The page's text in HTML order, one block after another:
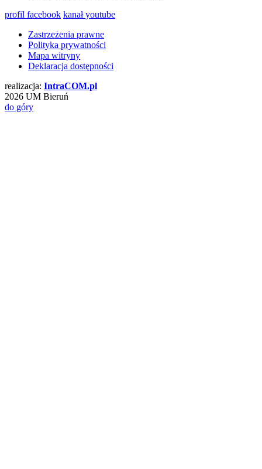
profil facebook kanałyoutube
Zastrzeżenia prawne
Polityka prywatności
Mapa witryny
Deklaracja dostępności
realizacja: IntraCOM.pl
2026 UM Bieruń
do góry